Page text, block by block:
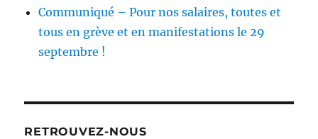
Communiqué – Pour nos salaires, toutes et
tous en grève et en manifestations le 29
septembre !
RETROUVEZ-NOUS